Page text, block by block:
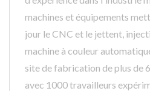
machines et équipements
jour le CNC et le jettent,
machine à couleur
site de fabrication de plus de
avec 1000 travailleurs